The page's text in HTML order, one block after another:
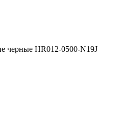
черные HR012-0500-N19J